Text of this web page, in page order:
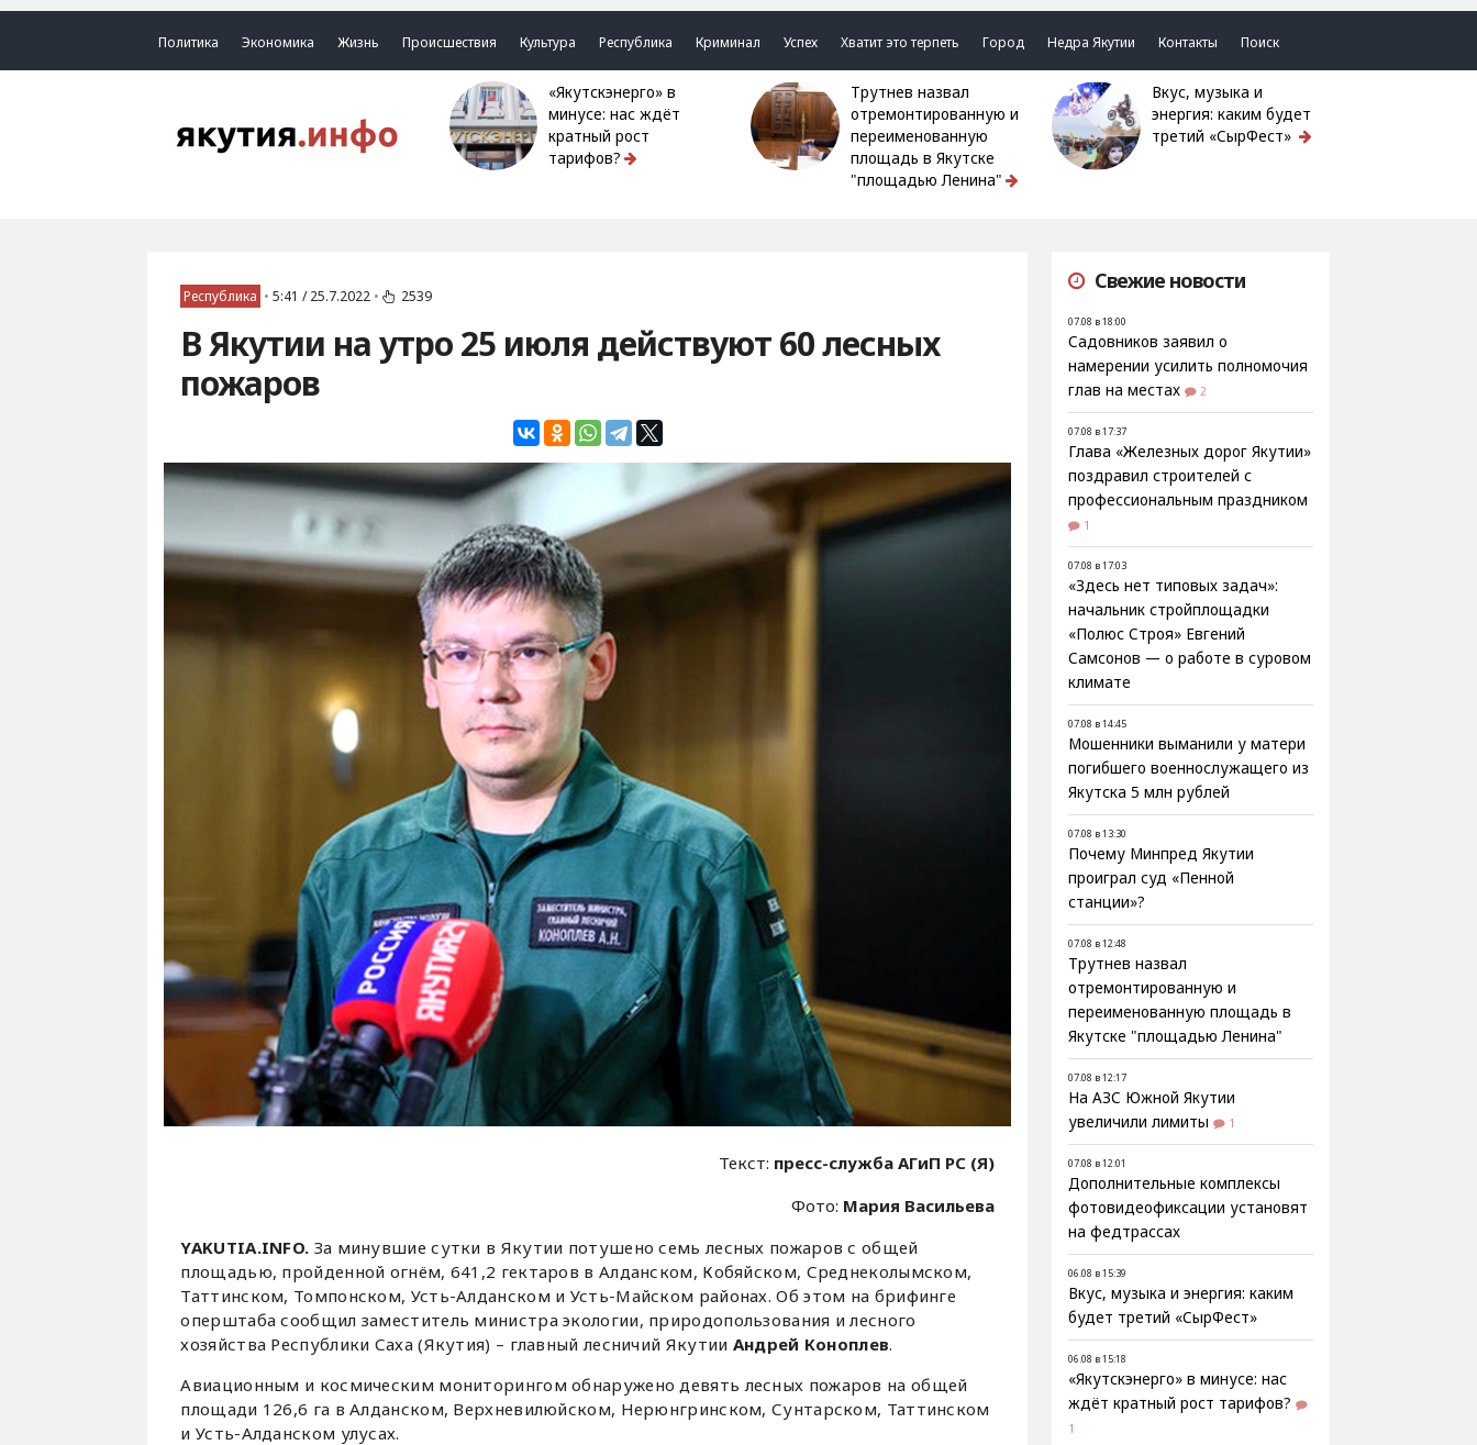
Политика Экономика Жизнь Происшествия Культура Республика Криминал Успех Хватит это терпеть Город Недра Якутии Контакты Поиск
«Якутскэнерго» в
минусе: нас ждёт
кратный рост
тарифов?
Трутнев назвал
отремонтированную и
переименованную
площадь в Якутске
"площадью Ленина"
Вкус, музыка и
энергия: каким будет
третий «СырФест»
Республика • 5:41 / 25.7.2022 • 2539
В Якутии на утро 25 июля действуют 60 лесных
пожаров
Текст: пресс-служба АГиП РС (Я)
Фото: Мария Васильева
YAKUTIA.INFO. За минувшие сутки в Якутии потушено семь лесных пожаров с общей
площадью, пройденной огнём, 641,2 гектаров в Алданском, Кобяйском, Среднеколымском,
Таттинском, Томпонском, Усть-Алданском и Усть-Майском районах. Об этом на брифинге
оперштаба сообщил заместитель министра экологии, природопользования и лесного
хозяйства Республики Саха (Якутия) – главный лесничий Якутии Андрей Коноплев.
Авиационным и космическим мониторингом обнаружено девять лесных пожаров на общей
площади 126,6 га в Алданском, Верхневилюйском, Нерюнгринском, Сунтарском, Таттинском
и Усть-Алданском улусах.
Свежие новости
07.08 в 18:00
Садовников заявил о
намерении усилить полномочия
глав на местах
2
07.08 в 17:37
Глава «Железных дорог Якутии»
поздравил строителей с
профессиональным праздником
1
07.08 в 17:03
«Здесь нет типовых задач»:
начальник стройплощадки
«Полюс Строя» Евгений
Самсонов — о работе в суровом
климате
07.08 в 14:45
Мошенники выманили у матери
погибшего военнослужащего из
Якутска 5 млн рублей
07.08 в 13:30
Почему Минпред Якутии
проиграл суд «Пенной
станции»?
07.08 в 12:48
Трутнев назвал
отремонтированную и
переименованную площадь в
Якутске "площадью Ленина"
07.08 в 12:17
На АЗС Южной Якутии
увеличили лимиты
1
07.08 в 12:01
Дополнительные комплексы
фотовидеофиксации установят
на федтрассах
06.08 в 15:39
Вкус, музыка и энергия: каким
будет третий «СырФест»
06.08 в 15:18
«Якутскэнерго» в минусе: нас
ждёт кратный рост тарифов?
1